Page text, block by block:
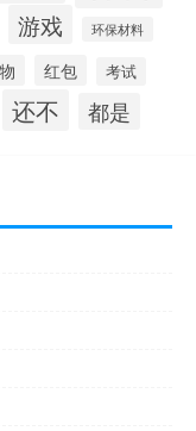
游戏 环保材料
红包 考试
还不 都是